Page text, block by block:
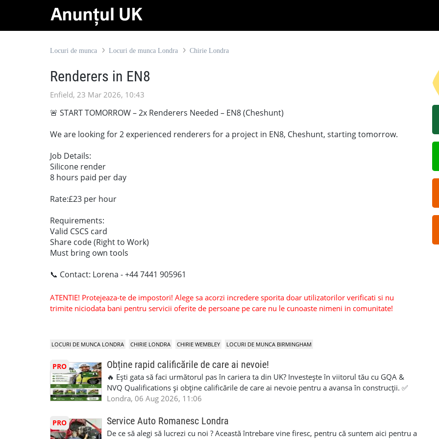
Locuri de munca Locuri de munca Londra Chirie Londra
Renderers in EN8
Enfield, 23 Mar 2026, 10:43
🚨 START TOMORROW – 2x Renderers Needed – EN8 (Cheshunt)
We are looking for 2 experienced renderers for a project in EN8, Cheshunt, starting tomorrow.
Job Details:
Silicone render
8 hours paid per day
Rate:£23 per hour
Requirements:
Valid CSCS card
Share code (Right to Work)
Must bring own tools
📞 Contact: Lorena - +44 7441 905961
ATENTIE! Protejeaza-te de impostori! Alege sa acorzi incredere sporita doar utilizatorilor verificati si nu
trimite niciodata bani pentru servicii oferite de persoane pe care nu le cunoaste nimeni in comunitate!
LOCURI DE MUNCA LONDRA CHIRIE LONDRA CHIRIE WEMBLEY LOCURI DE MUNCA BIRMINGHAM
PRO Obține rapid calificările de care ai nevoie!
🔥 Ești gata să faci următorul pas în cariera ta din UK? Investește în viitorul tău cu GQA &
NVQ Qualifications și obține calificările de care ai nevoie pentru a avansa în construcții. ✅
Calificări recunoscute în UK ✅ Evaluare simplă și suport pe tot parcursul procesului ✅ 100%
competențele 👷 Indiferent dacă lucrezi deja în construcții sau vrei să obții o calificare
oficială, noi te ajutăm să alegi varianta potrivită și să finalizezi procesul cât mai ușor. 💥 Fără
Londra, 06 Aug 2026, 11:06
PRO Service Auto Romanesc Londra
De ce să alegi să lucrezi cu noi ? Această întrebare vine firesc, pentru că suntem aici pentru a